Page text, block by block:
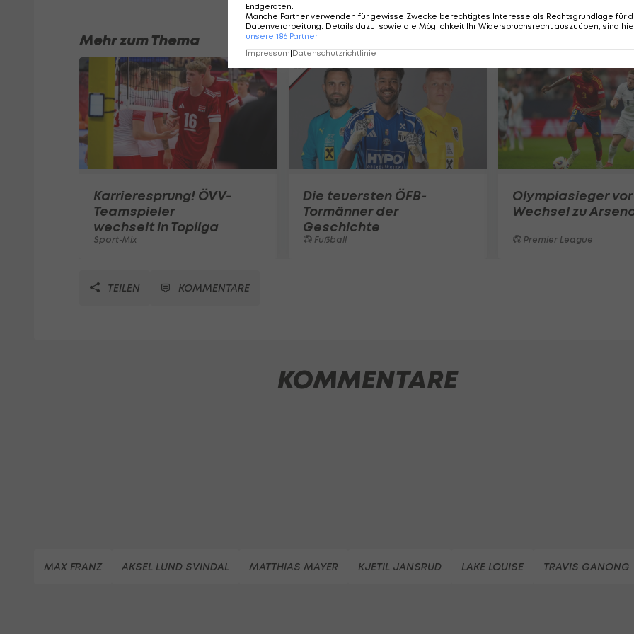
Mehr zum Thema
Karrieresprung! ÖVV-
Teamspieler
wechselt in Topliga
Sport-Mix
Die teuersten ÖFB-
Tormänner der
Geschichte
Fußball
Olympiasieger vor
Wechsel zu
Premier League
TEILEN KOMMENTARE
KOMMENTARE
MAX FRANZ AKSEL LUND SVINDAL MATTHIAS MAYER KJETIL JANSRUD LAKE LOUISE TRAVIS GANONG
Endgeräten.
Manche Partner verwenden für gewisse Zwecke berechtigtes Interesse als Rechtsgrundlage für
Datenverarbeitung. Details dazu, sowie die Möglichkeit Ihr Widerspruchsrecht auszuüben, sind
unsere 186 Partner
Impressum Datenschutzrichtlinie